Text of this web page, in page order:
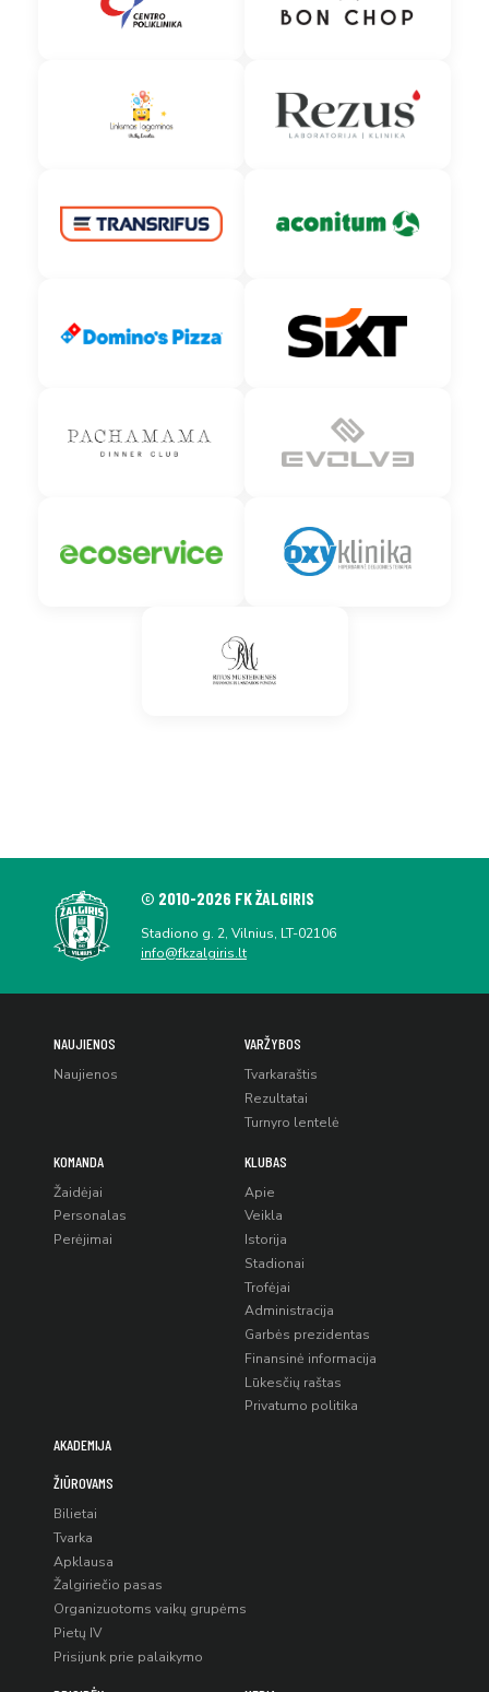
© 2010-2026 FK ŽALGIRIS
Stadiono g. 2, Vilnius, LT-02106
info@fkzalgiris.lt
NAUJIENOS
Naujienos
VARŽYBOS
Tvarkaraštis
Rezultatai
Turnyro lentelė
KOMANDA
Žaidėjai
Personalas
Perėjimai
KLUBAS
Apie
Veikla
Istorija
Stadionai
Trofėjai
Administracija
Garbės prezidentas
Finansinė informacija
Lūkesčių raštas
Privatumo politika
AKADEMIJA
ŽIŪROVAMS
Bilietai
Tvarka
Apklausa
Žalgiriečio pasas
Organizuotoms vaikų grupėms
Pietų IV
Prisijunk prie palaikymo